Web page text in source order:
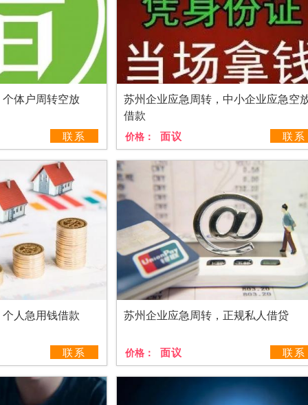
体户周转空放
联系
苏州企业应急周转，中小企业应急空
借款
价格： 面议 联系
人急用钱借款
联系
苏州企业应急周转，正规私人借贷
价格： 面议 联系